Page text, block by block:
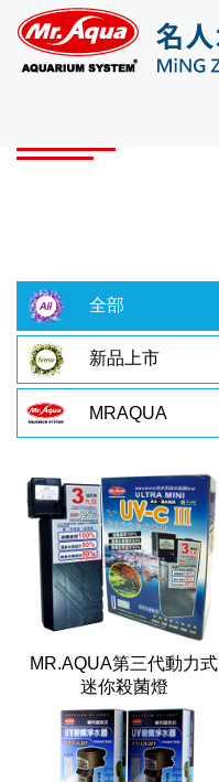
全部
新品上市
MRAQUA
MR.AQUA第三代動力式
迷你殺菌燈